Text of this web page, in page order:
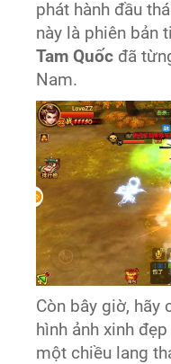
phát hành đầu
này là phiên bản
Tam Quốc đã
Nam.
Còn bây giờ, hãy
hình ảnh xinh
một chiều lang